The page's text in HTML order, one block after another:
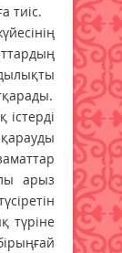
тиіс.
арыз
түріне